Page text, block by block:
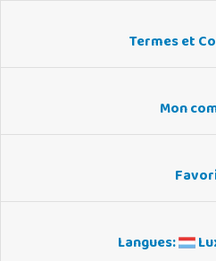
Termes et
Mon
Langues: